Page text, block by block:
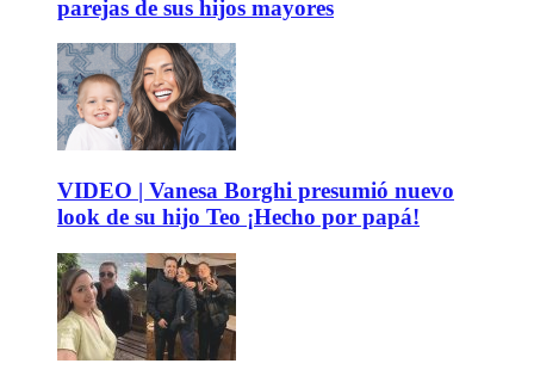
parejas de sus hijos mayores
VIDEO | Vanesa Borghi presumió nuevo
look de su hijo Teo ¡Hecho por papá!